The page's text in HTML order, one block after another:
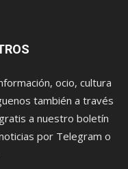
ocio, cultura
también a través
a nuestro boletín
por Telegram o